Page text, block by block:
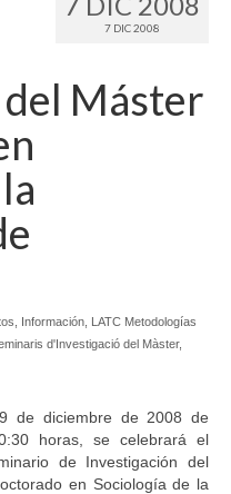
7 DIC 2008
Máster
Información LATC Metodologías
d'Investigació del Màster,
de diciembre de 2008 de
horas, se celebrará el
de Investigación del
en Sociología de la